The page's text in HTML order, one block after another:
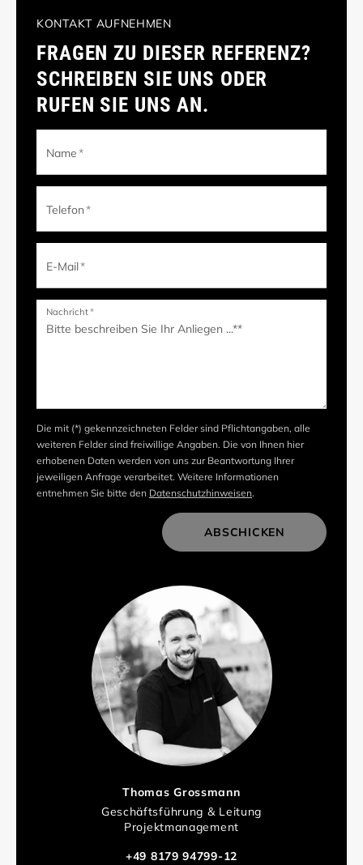
Thomas Grossmann
Geschäftsführung & Leitung
Projektmanagement
+49 8179 94799-12
KONTAKT AUFNEHMEN
FRAGEN ZU DIESER REFERENZ?
SCHREIBEN SIE UNS ODER
RUFEN SIE UNS AN.
Name*
Telefon*
E-Mail*
Nachricht*
Die mit (*) gekennzeichneten Felder sind Pflichtangaben, alle
weiteren Felder sind freiwillige Angaben. Die von Ihnen hier
erhobenen Daten werden von uns zur Beantwortung Ihrer
jeweiligen Anfrage verarbeitet. Weitere Informationen
entnehmen Sie bitte den Datenschutzhinweisen.
ABSCHICKEN